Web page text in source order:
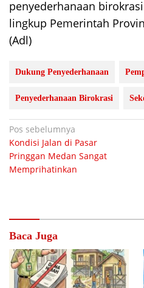
penyederhanaan
lingkup Pemerintah
(Adl)
Dukung Penyederhanaan
Penyederhanaan Birokrasi
Navigasi
pos
Pos sebelumnya
Kondisi Jalan di Pasar
Pringgan Medan Sangat
Memprihatinkan
Baca Juga